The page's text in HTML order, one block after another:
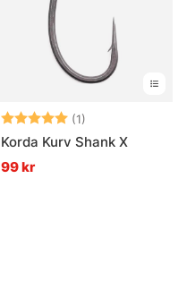
Betyg: (1)
Korda Kurv Shank X
99 kr